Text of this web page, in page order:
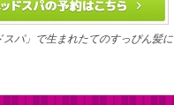
スパ」で生まれたてのすっぴん髪に